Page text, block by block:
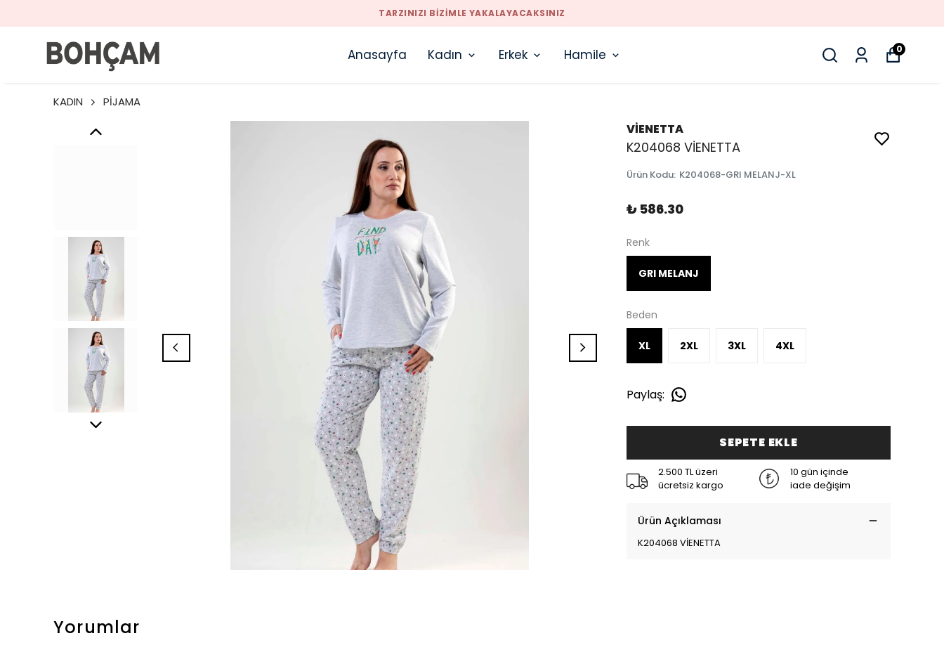
TARZINIZI BIZIMLE YAKALAYACAKSINIZ
Anasayfa Kadın Erkek Hamile 0
KADIN PİJAMA
VİENETTA
K204068 VİENETTA
Ürün Kodu: K204068-GRI MELANJ-XL
₺ 586.30
Renk
GRI MELANJ
Beden
XL 2XL 3XL 4XL
Paylaş:
SEPETE EKLE
2.500 TL üzeri
ücretsiz kargo
10 gün içinde
iade değişim
Ürün Açıklaması
K204068 VİENETTA
Yorumlar